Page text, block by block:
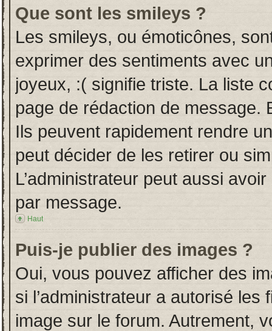
Que sont les smileys ?
Les smileys, ou émoticônes,
exprimer des sentiments avec
joyeux, :( signifie triste. La liste
page de rédaction de message.
Ils peuvent rapidement rendre
peut décider de les retirer ou
L’administrateur peut aussi
par message.
Haut
Puis-je publier des images ?
Oui, vous pouvez afficher des
si l’administrateur a autorisé
image sur le forum. Autrement,